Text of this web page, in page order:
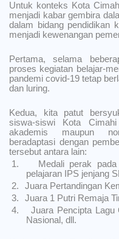
Untuk konteks Kota
menjadi kabar gembira
dalam bidang pendidikan
menjadi kewenangan
Pertama, selama
proses kegiatan belajar-
pandemi covid-19 tetap
dan luring.
Kedua, kita patut
siswa-siswi Kota
akademis maupun
beradaptasi dengan
tersebut antara lain:
1.
Medali perak
pelajaran IPS jenjang
2.
Juara Pertandingan
3.
Juara 1 Putri Remaja
4.
Juara Pencipta Lagu
Nasional, dll.